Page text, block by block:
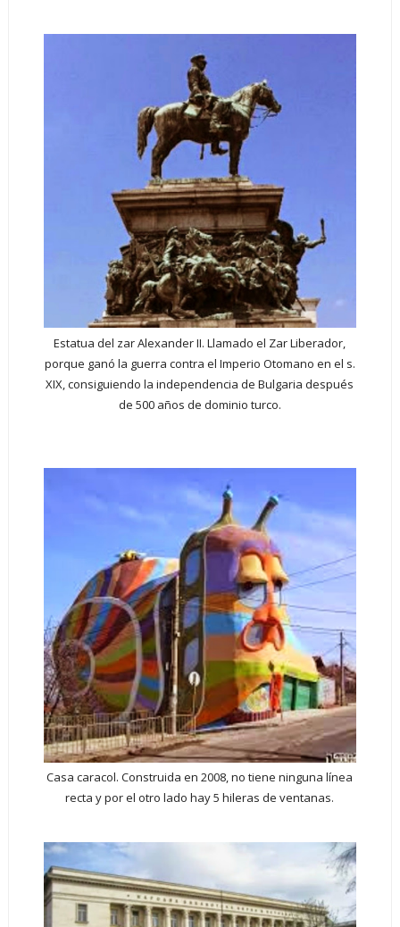
Estatua del zar Alexander II. Llamado el Zar Liberador,
porque ganó la guerra contra el Imperio Otomano en el s.
XIX, consiguiendo la independencia de Bulgaria después
de 500 años de dominio turco.
Casa caracol. Construida en 2008, no tiene ninguna línea
recta y por el otro lado hay 5 hileras de ventanas.